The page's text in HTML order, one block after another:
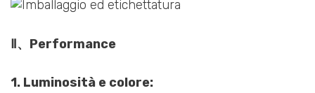
Ⅱ、Performance
1. Luminosità e colore: